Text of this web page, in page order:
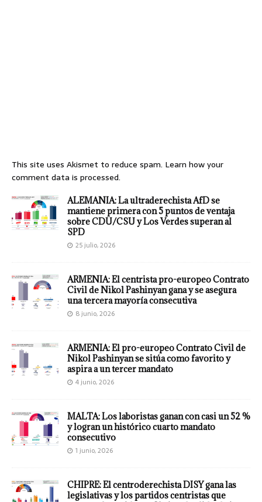
This site uses Akismet to reduce spam. Learn how your
comment data is processed.
ALEMANIA: La ultraderechista AfD se
mantiene primera con 5 puntos de ventaja
sobre CDU/CSU y Los Verdes superan al
SPD
25 julio, 2026
ARMENIA: El centrista pro-europeo Contrato
Civil de Nikol Pashinyan gana y se asegura
una tercera mayoría consecutiva
8 junio, 2026
ARMENIA: El pro-europeo Contrato Civil de
Nikol Pashinyan se sitúa como favorito y
aspira a un tercer mandato
4 junio, 2026
MALTA: Los laboristas ganan con casi un 52 %
y logran un histórico cuarto mandato
consecutivo
1 junio, 2026
CHIPRE: El centroderechista DISY gana las
legislativas y los partidos centristas que